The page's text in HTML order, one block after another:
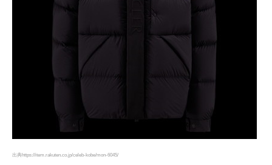
出典https://item.rakuten.co.jp/celeb-kobe/mon-6045/